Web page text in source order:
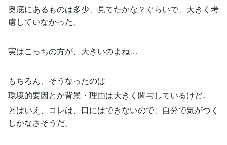
奥底にあるものは多少、見てたかな？ぐらいで、大きく考
慮していなかった。
実はこっちの方が、大きいのよね…
もちろん、そうなったのは
環境的要因とか背景・理由は大きく関与しているけど。
とはいえ、コレは、口にはできないので、自分で気がつく
しかなさそうだ。